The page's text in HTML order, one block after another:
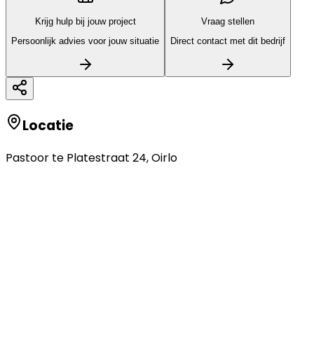
Krijg hulp bij jouw project
Persoonlijk advies voor jouw situatie
Vraag stellen
Direct contact met dit bedrijf
Locatie
Pastoor te Platestraat 24,Oirlo